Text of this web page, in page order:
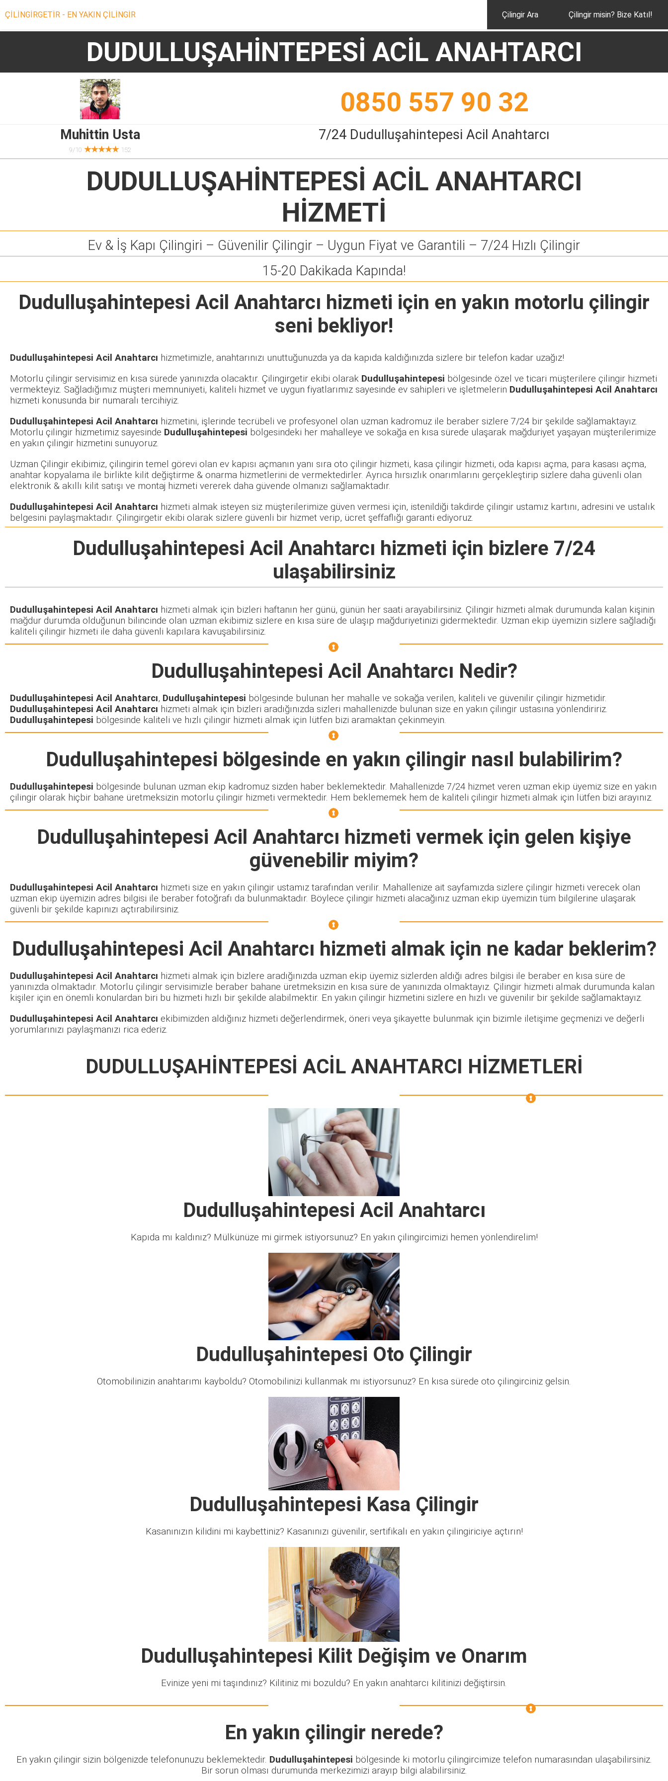
ÇİLİNGİRGETİR - EN YAKIN ÇİLİNGİR Çilingir Ara Çilingir misin? Bize Katıl!
DUDULLUŞAHİNTEPESİ ACİL ANAHTARCI
0850 557 90 32
Muhittin Usta
9/10 ★★★★★ 152
7/24 Dudulluşahintepesi Acil Anahtarcı
DUDULLUŞAHİNTEPESİ ACİL ANAHTARCI
HİZMETİ
Ev & İş Kapı Çilingiri – Güvenilir Çilingir – Uygun Fiyat ve Garantili – 7/24 Hızlı Çilingir
15-20 Dakikada Kapında!
Dudulluşahintepesi Acil Anahtarcı hizmeti için en yakın motorlu çilingir
seni bekliyor!
Dudulluşahintepesi Acil Anahtarcı hizmetimizle, anahtarınızı unuttuğunuzda ya da kapıda kaldığınızda sizlere bir telefon kadar uzağız!
Motorlu çilingir servisimiz en kısa sürede yanınızda olacaktır. Çilingirgetir ekibi olarak Dudulluşahintepesi bölgesinde özel ve ticari müşterilere çilingir hizmeti
vermekteyiz. Sağladığımız müşteri memnuniyeti, kaliteli hizmet ve uygun fiyatlarımız sayesinde ev sahipleri ve işletmelerin Dudulluşahintepesi Acil Anahtarcı
hizmeti konusunda bir numaralı tercihiyiz.
Dudulluşahintepesi Acil Anahtarcı hizmetini, işlerinde tecrübeli ve profesyonel olan uzman kadromuz ile beraber sizlere 7/24 bir şekilde sağlamaktayız.
Motorlu çilingir hizmetimiz sayesinde Dudulluşahintepesi bölgesindeki her mahalleye ve sokağa en kısa sürede ulaşarak mağduriyet yaşayan müşterilerimize
en yakın çilingir hizmetini sunuyoruz.
Uzman Çilingir ekibimiz, çilingirin temel görevi olan ev kapısı açmanın yanı sıra oto çilingir hizmeti, kasa çilingir hizmeti, oda kapısı açma, para kasası açma,
anahtar kopyalama ile birlikte kilit değiştirme & onarma hizmetlerini de vermektedirler. Ayrıca hırsızlık onarımlarını gerçekleştirip sizlere daha güvenli olan
elektronik & akıllı kilit satışı ve montaj hizmeti vererek daha güvende olmanızı sağlamaktadır.
Dudulluşahintepesi Acil Anahtarcı hizmeti almak isteyen siz müşterilerimize güven vermesi için, istenildiği takdirde çilingir ustamız kartını, adresini ve ustalık
belgesini paylaşmaktadır. Çilingirgetir ekibi olarak sizlere güvenli bir hizmet verip, ücret şeffaflığı garanti ediyoruz.
Dudulluşahintepesi Acil Anahtarcı hizmeti için bizlere 7/24
ulaşabilirsiniz
Dudulluşahintepesi Acil Anahtarcı hizmeti almak için bizleri haftanın her günü, günün her saati arayabilirsiniz. Çilingir hizmeti almak durumunda kalan kişinin
mağdur durumda olduğunun bilincinde olan uzman ekibimiz sizlere en kısa süre de ulaşıp mağduriyetinizi gidermektedir. Uzman ekip üyemizin sizlere sağladığı
kaliteli çilingir hizmeti ile daha güvenli kapılara kavuşabilirsiniz.
Dudulluşahintepesi Acil Anahtarcı Nedir?
Dudulluşahintepesi Acil Anahtarcı, Dudulluşahintepesi bölgesinde bulunan her mahalle ve sokağa verilen, kaliteli ve güvenilir çilingir hizmetidir.
Dudulluşahintepesi Acil Anahtarcı hizmeti almak için bizleri aradığınızda sizleri mahallenizde bulunan size en yakın çilingir ustasına yönlendiririz.
Dudulluşahintepesi bölgesinde kaliteli ve hızlı çilingir hizmeti almak için lütfen bizi aramaktan çekinmeyin.
Dudulluşahintepesi bölgesinde en yakın çilingir nasıl bulabilirim?
Dudulluşahintepesi bölgesinde bulunan uzman ekip kadromuz sizden haber beklemektedir. Mahallenizde 7/24 hizmet veren uzman ekip üyemiz size en yakın
çilingir olarak hiçbir bahane üretmeksizin motorlu çilingir hizmeti vermektedir. Hem beklememek hem de kaliteli çilingir hizmeti almak için lütfen bizi arayınız.
Dudulluşahintepesi Acil Anahtarcı hizmeti vermek için gelen kişiye
güvenebilir miyim?
Dudulluşahintepesi Acil Anahtarcı hizmeti size en yakın çilingir ustamız tarafından verilir. Mahallenize ait sayfamızda sizlere çilingir hizmeti verecek olan
uzman ekip üyemizin adres bilgisi ile beraber fotoğrafı da bulunmaktadır. Böylece çilingir hizmeti alacağınız uzman ekip üyemizin tüm bilgilerine ulaşarak
güvenli bir şekilde kapınızı açtırabilirsiniz.
Dudulluşahintepesi Acil Anahtarcı hizmeti almak için ne kadar beklerim?
Dudulluşahintepesi Acil Anahtarcı hizmeti almak için bizlere aradığınızda uzman ekip üyemiz sizlerden aldığı adres bilgisi ile beraber en kısa süre de
yanınızda olmaktadır. Motorlu çilingir servisimizle beraber bahane üretmeksizin en kısa süre de yanınızda olmaktayız. Çilingir hizmeti almak durumunda kalan
kişiler için en önemli konulardan biri bu hizmeti hızlı bir şekilde alabilmektir. En yakın çilingir hizmetini sizlere en hızlı ve güvenilir bir şekilde sağlamaktayız.
Dudulluşahintepesi Acil Anahtarcı ekibimizden aldığınız hizmeti değerlendirmek, öneri veya şikayette bulunmak için bizimle iletişime geçmenizi ve değerli
yorumlarınızı paylaşmanızı rica ederiz.
DUDULLUŞAHİNTEPESİ ACİL ANAHTARCI HİZMETLERİ
Dudulluşahintepesi Acil Anahtarcı
Kapıda mı kaldınız? Mülkünüze mi girmek istiyorsunuz? En yakın çilingircimizi hemen yönlendirelim!
Dudulluşahintepesi Oto Çilingir
Otomobilinizin anahtarımı kayboldu? Otomobilinizi kullanmak mı istiyorsunuz? En kısa sürede oto çilingirciniz gelsin.
Dudulluşahintepesi Kasa Çilingir
Kasanınızın kilidini mi kaybettiniz? Kasanınızı güvenilir, sertifikalı en yakın çilingiriciye açtırın!
Dudulluşahintepesi Kilit Değişim ve Onarım
Evinize yeni mi taşındınız? Kilitiniz mi bozuldu? En yakın anahtarcı kilitinizi değiştirsin.
En yakın çilingir nerede?
En yakın çilingir sizin bölgenizde telefonunuzu beklemektedir. Dudulluşahintepesi bölgesinde ki motorlu çilingircimize telefon numarasından ulaşabilirsiniz.
Bir sorun olması durumunda merkezimizi arayıp bilgi alabilirsiniz.